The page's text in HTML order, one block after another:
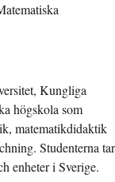
Kungliga
högskola som
matematikdidaktik
Studenterna tar
enheter i Sverige.